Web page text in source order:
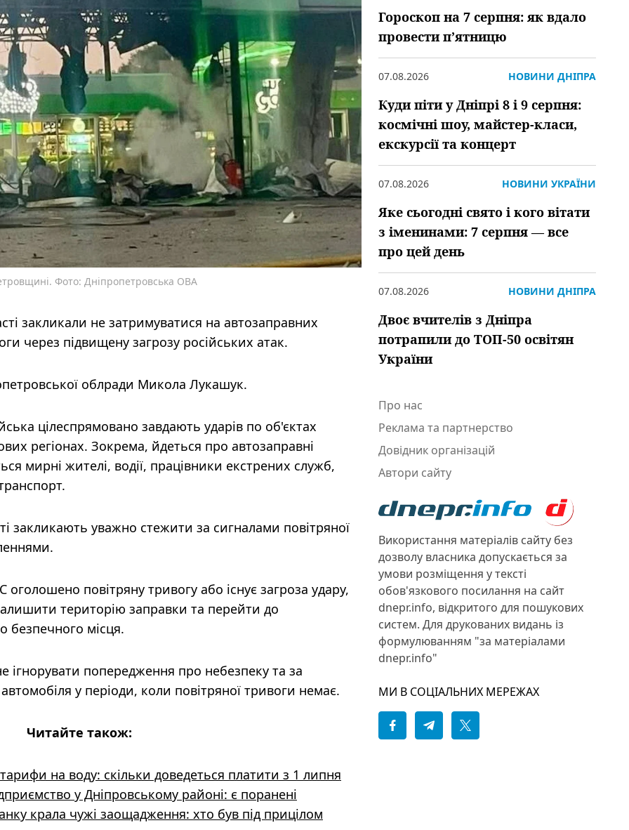
Фото: Дніпропетровська ОВА
закликали не затримуватися на автозаправних
через підвищену загрозу російських атак.
облради Микола Лукашук.
цілеспрямовано завдають ударів по об'єктах
регіонах. Зокрема, йдеться про автозаправні
мирні жителі, водії, працівники екстрених служб,
закликають уважно стежити за сигналами повітряної
повітряну тривогу або існує загроза удару,
територію заправки та перейти до
безпечного місця.
ігнорувати попередження про небезпеку та за
у періоди, коли повітряної тривоги немає.
Читайте також:
на воду: скільки доведеться платити з 1 липня
у Дніпровському районі: є поранені
крала чужі заощадження: хто був під прицілом
Гороскоп на 7 серпня: як вдало
провести пʼятницю
07.08.2026 НОВИНИ ДНІПРА
Куди піти у Дніпрі 8 і 9 серпня:
космічні шоу, майстер-класи,
екскурсії та концерт
07.08.2026 НОВИНИ УКРАЇНИ
Яке сьогодні свято і кого вітати
з іменинами: 7 серпня — все
про цей день
07.08.2026 НОВИНИ ДНІПРА
Двоє вчителів з Дніпра
потрапили до ТОП-50 освітян
України
Про нас
Реклама та партнерство
Довідник організацій
Автори сайту
Використання матеріалів сайту без
дозволу власника допускається за
умови розміщення у тексті
обов'язкового посилання на сайт
dnepr.info, відкритого для пошукових
систем. Для друкованих видань із
формулюванням "за матеріалами
dnepr.info"
МИ В СОЦІАЛЬНИХ МЕРЕЖАХ